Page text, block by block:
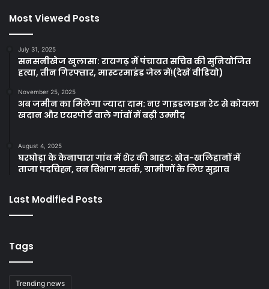
Most Viewed Posts
July 31, 2025
सनसनीखेज खुलासा: रायगढ़ में पंचायत सचिव की सुनियोजित
हत्या, तीन गिरफ्तार, मास्टरमाइंड जेल में!(देखें वीडियो)
November 25, 2025
अब जमीन का मिलेगा ज्यादा दाम: नए गाइडलाइन रेट से कोयला
खदान और एयरपोर्ट वाले गांवों में बढ़ी उम्मीद
August 4, 2025
घरघोड़ा के केनापारा गांव में शेर की आहट: खेत-खलिहानों में
ताजा पदचिह्न, वन विभाग सतर्क, ग्रामीणों के लिए सुझाव
Last Modified Posts
Tags
Trending news